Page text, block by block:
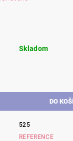
Skladom
525
REFERENCE